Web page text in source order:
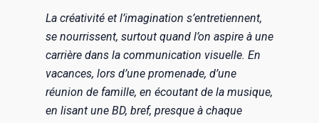
La créativité et l’imagination s’entretiennent,
se nourrissent, surtout quand l’on aspire à une
carrière dans la communication visuelle. En
vacances, lors d’une promenade, d’une
réunion de famille, en écoutant de la musique,
en lisant une BD, bref, presque à chaque